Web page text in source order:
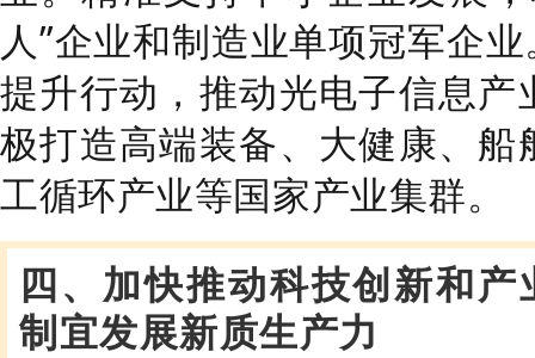
人”企业和制造业单项冠军企业
提升行动，推动光电子信息
极打造高端装备、大健康、船
工循环产业等国家产业集群。
四、加快推动科技创新和
制宜发展新质生产力